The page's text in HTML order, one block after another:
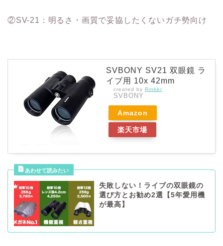
②SV-21：明るさ・画質で妥協したくないガチ勢向け
SVBONY SV21 双眼鏡 ラ
イブ用 10x 42mm
created by Rinker
SVBONY
Amazon
楽天市場
失敗しない！ライブの双眼鏡の
選び方とお勧め2選【5年愛用機
が最高】